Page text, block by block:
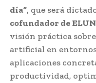
día”, que será
cofundador de ELUN
visión práctica
artificial en
aplicaciones
productividad,